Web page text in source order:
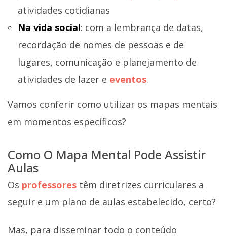
atividades cotidianas
Na vida social: com a lembrança de datas,
recordação de nomes de pessoas e de
lugares, comunicação e planejamento de
atividades de lazer e eventos.
Vamos conferir como utilizar os mapas mentais
em momentos específicos?
Como O Mapa Mental Pode Assistir
Aulas
Os professores têm diretrizes curriculares a
seguir e um plano de aulas estabelecido, certo?
Mas, para disseminar todo o conteúdo